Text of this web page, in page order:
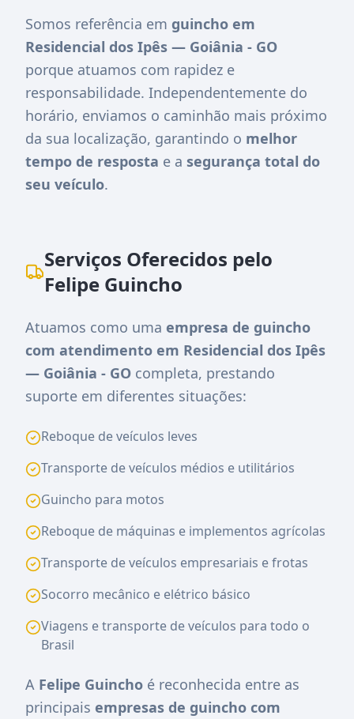
Somos referência em guincho em
Residencial dos Ipês — Goiânia - GO
porque atuamos com rapidez e
responsabilidade. Independentemente do
horário, enviamos o caminhão mais próximo
da sua localização, garantindo o melhor
tempo de resposta e a segurança total do
seu veículo.
Serviços Oferecidos pelo
Felipe Guincho
Atuamos como uma empresa de guincho
com atendimento em Residencial dos Ipês
— Goiânia - GO completa, prestando
suporte em diferentes situações:
Reboque de veículos leves
Transporte de veículos médios e utilitários
Guincho para motos
Reboque de máquinas e implementos agrícolas
Transporte de veículos empresariais e frotas
Socorro mecânico e elétrico básico
Viagens e transporte de veículos para todo o
Brasil
A Felipe Guincho é reconhecida entre as
principais empresas de guincho com